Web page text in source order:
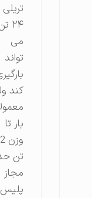
تریلی تا
۲۴ تن
تواند
بارگیری
کند ولی
معمولا
بار تا
وزن 22
تن حد
مجاز
پلیس